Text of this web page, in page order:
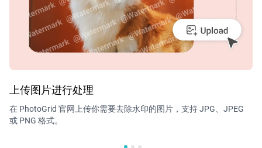
上传图片进行处理
在 PhotoGrid 官网上传你需要去除水印的图片，支持 JPG、JPEG
或 PNG 格式。